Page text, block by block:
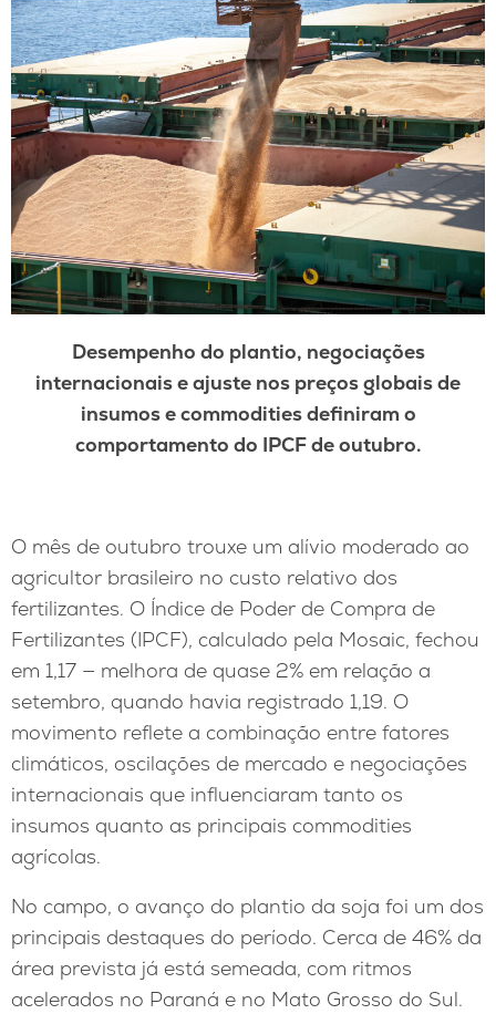
Desempenho do plantio, negociações
internacionais e ajuste nos preços globais de
insumos e commodities definiram o
comportamento do IPCF de outubro.
O mês de outubro trouxe um alívio moderado ao
agricultor brasileiro no custo relativo dos
fertilizantes. O Índice de Poder de Compra de
Fertilizantes (IPCF), calculado pela Mosaic, fechou
em 1,17 — melhora de quase 2% em relação a
setembro, quando havia registrado 1,19. O
movimento reflete a combinação entre fatores
climáticos, oscilações de mercado e negociações
internacionais que influenciaram tanto os
insumos quanto as principais commodities
agrícolas.
No campo, o avanço do plantio da soja foi um dos
principais destaques do período. Cerca de 46% da
área prevista já está semeada, com ritmos
acelerados no Paraná e no Mato Grosso do Sul.